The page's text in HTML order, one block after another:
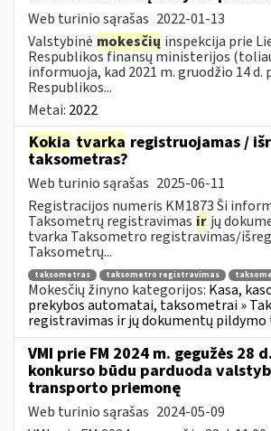
Web turinio sąrašas 2022-01-13
Valstybinė mokesčių inspekcija prie
Respublikos finansų ministerijos
informuoja, kad 2021 m. gruodžio 14
Respublikos...
Metai: 2022
Kokia tvarka registruojamas /
taksometras?
Web turinio sąrašas 2025-06-11
Registracijos numeris KM1873 Ši
Taksometrų registravimas ir jų
tvarka Taksometro registravimas/
Taksometrų...
taksometras taksometro registravimas
Mokesčių žinyno kategorijos: Kasa,
prekybos automatai, taksometrai »
registravimas ir jų dokumentų pildymo
VMI prie FM 2024 m. gegužės 28
konkurso būdu parduoda
transporto priemonę
Web turinio sąrašas 2024-05-09